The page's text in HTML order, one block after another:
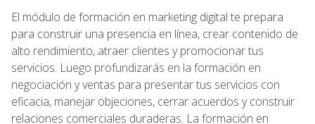
El módulo de formación en marketing digital te prepara
para construir una presencia en línea, crear contenido de
alto rendimiento, atraer clientes y promocionar tus
servicios. Luego profundizarás en la formación en
negociación y ventas para presentar tus servicios con
eficacia, manejar objeciones, cerrar acuerdos y construir
relaciones comerciales duraderas. La formación en